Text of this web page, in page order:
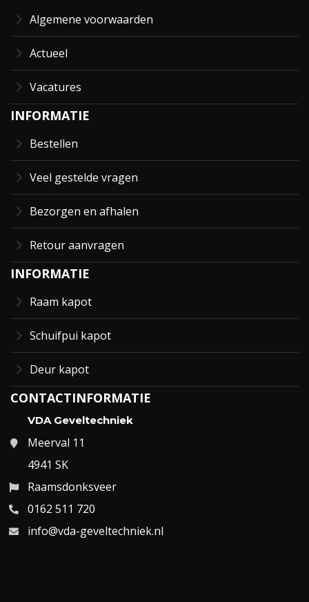
Algemene voorwaarden
Actueel
Vacatures
INFORMATIE
Bestellen
Veel gestelde vragen
Bezorgen en afhalen
Retour aanvragen
INFORMATIE
Raam kapot
Schuifpui kapot
Deur kapot
CONTACTINFORMATIE
VDA Geveltechniek
Meerval 11
4941 SK
Raamsdonksveer
0162 511 720
info@vda-geveltechniek.nl